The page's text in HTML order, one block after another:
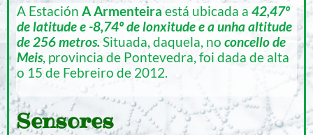
A Estación A Armenteira está ubicada a 42,47º
de latitude e -8,74º de lonxitude e a unha altitude
de 256 metros.Situada, daquela, no concello de
Meis, provincia de Pontevedra, foi dada de alta
o 15 de Febreiro de 2012.
Sensores